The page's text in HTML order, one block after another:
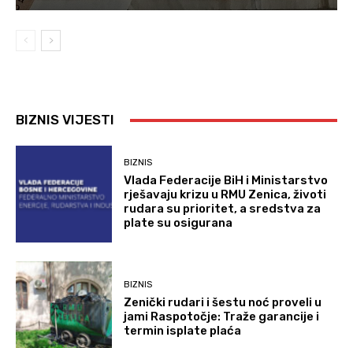
BIZNIS VIJESTI
BIZNIS
Vlada Federacije BiH i Ministarstvo
rješavaju krizu u RMU Zenica, životi
rudara su prioritet, a sredstva za
plate su osigurana
BIZNIS
Zenički rudari i šestu noć proveli u
jami Raspotočje: Traže garancije i
termin isplate plaća